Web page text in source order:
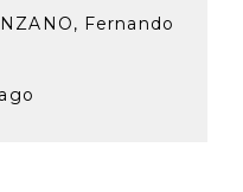
Fernando